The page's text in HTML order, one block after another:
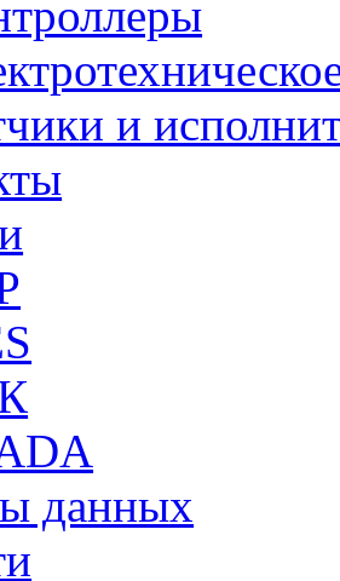
и
данных